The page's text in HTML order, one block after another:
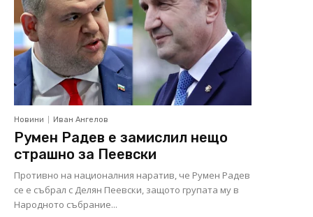
Новини Иван Ангелов
Румен Радев е замислил нещо
страшно за Пеевски
Противно на националния наратив, че Румен Радев
се е събрал с Делян Пеевски, защото групата му в
Народното събрание...